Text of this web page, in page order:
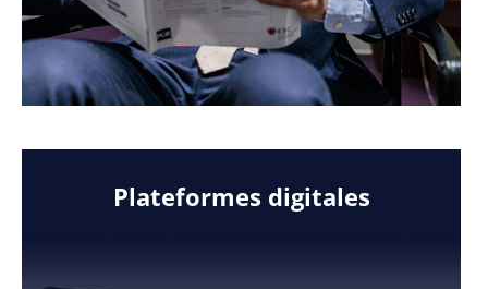
Plateformes digitales